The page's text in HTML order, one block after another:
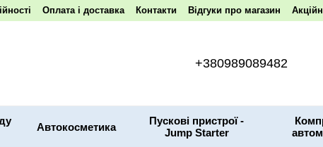
Оплата і доставка Контакти Відгуки про магазин
+380989089482
Автокосметика
Пускові пристрої -
Jump Starter